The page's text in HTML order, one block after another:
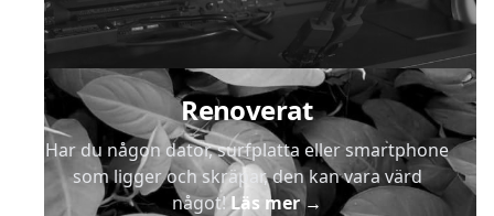
Renoverat
Har du någon dator, surfplatta eller smartphone
som ligger och skräpar, den kan vara värd
något!Läs mer→